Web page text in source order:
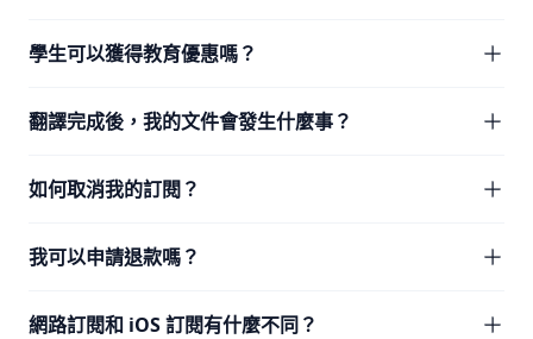
學生可以獲得教育優惠嗎？
翻譯完成後，我的文件會發生什麼事？
如何取消我的訂閱？
我可以申請退款嗎？
網路訂閱和 iOS 訂閱有什麼不同？